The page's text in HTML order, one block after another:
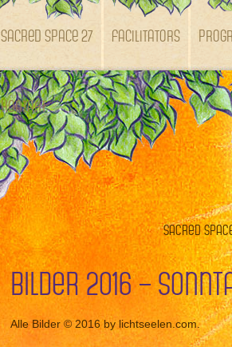
SACRED SPACE 27 Facilitators
Kontakt
Sacred
Bilder 2016 –
Alle Bilder © 2016 by lichtseelen.com.